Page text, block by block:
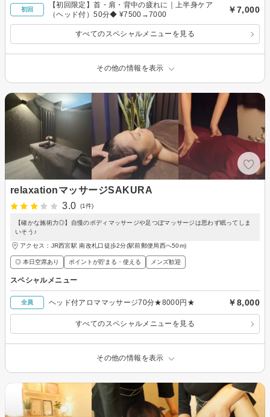
初回
【初回限定】首・肩・背中の疲れに｜上半身ケア
（ヘッド付）50分◆ ¥7500→7000
￥7,000
すべてのスペシャルメニューを見る
その他の情報を表示
relaxationマッサージSAKURA
3.0
(1件)
【確かな施術力◎】自慢のボディマッサージや足つぼマッサージは思わず眠ってしま
いそう♪
アクセス：JR西宮駅 南改札口徒歩2分(駅前郵便局西へ50m)
◎ 本日空席あり ポイントが貯まる・使える メンズ歓迎
スペシャルメニュー
全員 ヘッド付アロママッサージ70分★8000円★ ￥8,000
すべてのスペシャルメニューを見る
その他の情報を表示